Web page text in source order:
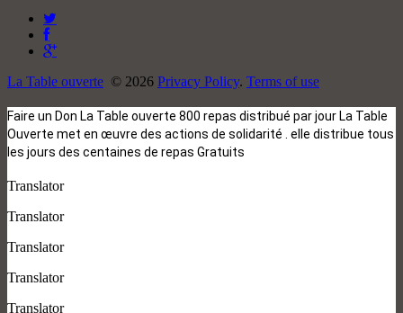
La Table ouverte © 2026 Privacy Policy. Terms of use
Faire un Don La Table ouverte 800 repas distribué par jour La Table
Ouverte met en œuvre des actions de solidarité . elle distribue tous
les jours des centaines de repas Gratuits
Translator
Translator
Translator
Translator
Translator